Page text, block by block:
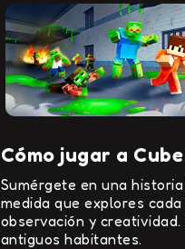
Cómo jugar a
Sumérgete en una
medida que explores
observación y
antiguos habitantes.